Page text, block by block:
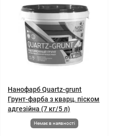
Нанофарб Quartz-grunt
Грунт-фарба з кварц. піском
адгезійна (7 кг/5 л)
Немає в наявності